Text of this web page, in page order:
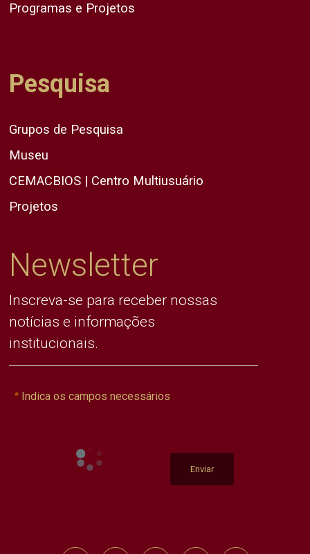
Programas e Projetos
Pesquisa
Grupos de Pesquisa
Museu
CEMACBIOS | Centro Multiusuário
Projetos
Newsletter
Inscreva-se para receber nossas
notícias e informações
institucionais.
Indica os campos necessários
Enviar